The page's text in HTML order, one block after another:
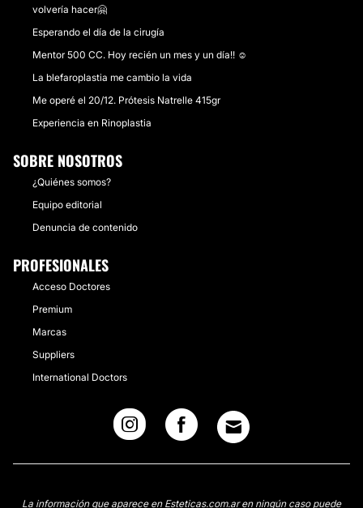
volvería hacer🤗
Esperando el día de la cirugía
Mentor 500 CC. Hoy recién un mes y un día!! ☺️
La blefaroplastia me cambio la vida
Me operé el 20/12. Prótesis Natrelle 415gr
Experiencia en Rinoplastia
SOBRE NOSOTROS
¿Quiénes somos?
Equipo editorial
Denuncia de contenido
PROFESIONALES
Acceso Doctores
Premium
Marcas
Suppliers
International Doctors
La información que aparece en Esteticas.com.ar en ningún caso puede